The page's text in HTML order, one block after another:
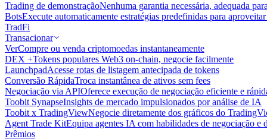
Trading de demonstraçãoNenhuma garantia necessária, adequada
BotsExecute automaticamente estratégias predefinidas para
TradFi
Transacionar
VerCompre ou venda criptomoedas instantaneamente
DEX +Tokens populares Web3 on-chain, negocie facilmente
LaunchpadAcesse rotas de listagem antecipada de tokens
Conversão RápidaTroca instantânea de ativos sem fees
Negociação via APIOferece execução de negociação eficiente e
Toobit SynapseInsights de mercado impulsionados por análise de IA
Toobit x TradingViewNegocie diretamente dos gráficos do
Agent Trade KitEquipa agentes IA com habilidades de negociação e
Prêmios